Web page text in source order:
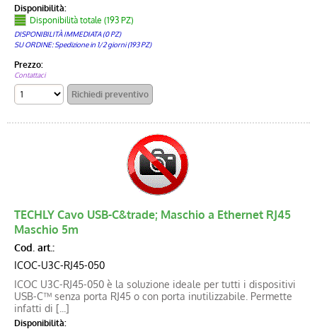
Disponibilità:
Disponibilità totale (193 PZ)
DISPONIBILITÀ IMMEDIATA (0 PZ)
SU ORDINE: Spedizione in 1/2 giorni (193 PZ)
Prezzo:
Contattaci
TECHLY Cavo USB-C&trade; Maschio a Ethernet RJ45
Maschio 5m
Cod. art.:
ICOC-U3C-RJ45-050
ICOC U3C-RJ45-050 è la soluzione ideale per tutti i dispositivi
USB-C™ senza porta RJ45 o con porta inutilizzabile. Permette
infatti di [...]
Disponibilità: